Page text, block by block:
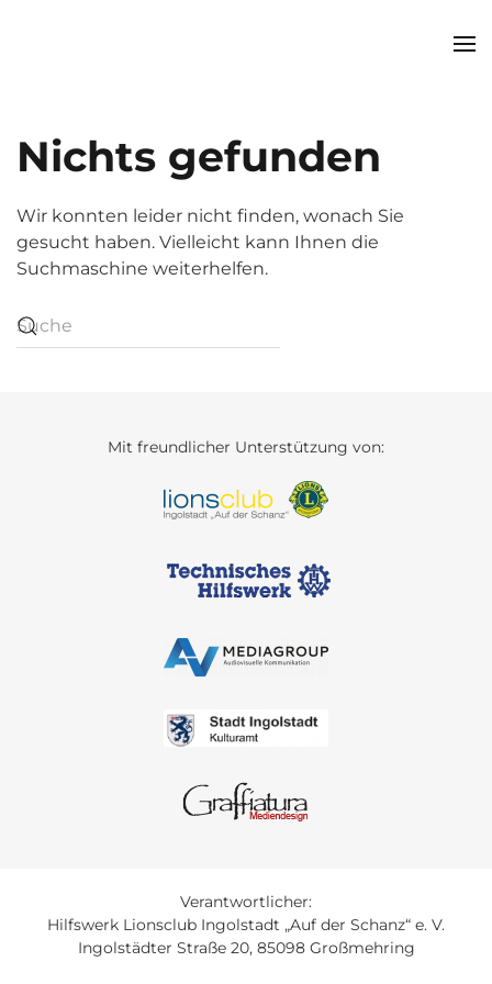
Nichts gefunden
Wir konnten leider nicht finden, wonach Sie
gesucht haben. Vielleicht kann Ihnen die
Suchmaschine weiterhelfen.
Mit freundlicher Unterstützung von:
Verantwortlicher:
Hilfswerk Lionsclub Ingolstadt „Auf der Schanz“ e. V.
Ingolstädter Straße 20, 85098 Großmehring